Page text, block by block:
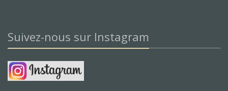
Suivez-nous sur Instagram